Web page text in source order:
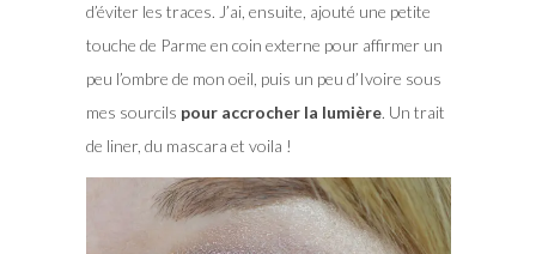
d’éviter les traces. J’ai, ensuite, ajouté une petite
touche de Parme en coin externe pour affirmer un
peu l’ombre de mon oeil, puis un peu d’Ivoire sous
mes sourcils pour accrocher la lumière. Un trait
de liner, du mascara et voila !